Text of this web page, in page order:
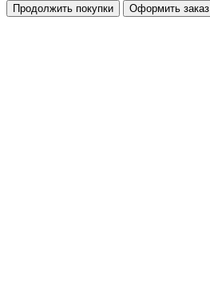
Продолжить покупки Оформить заказ